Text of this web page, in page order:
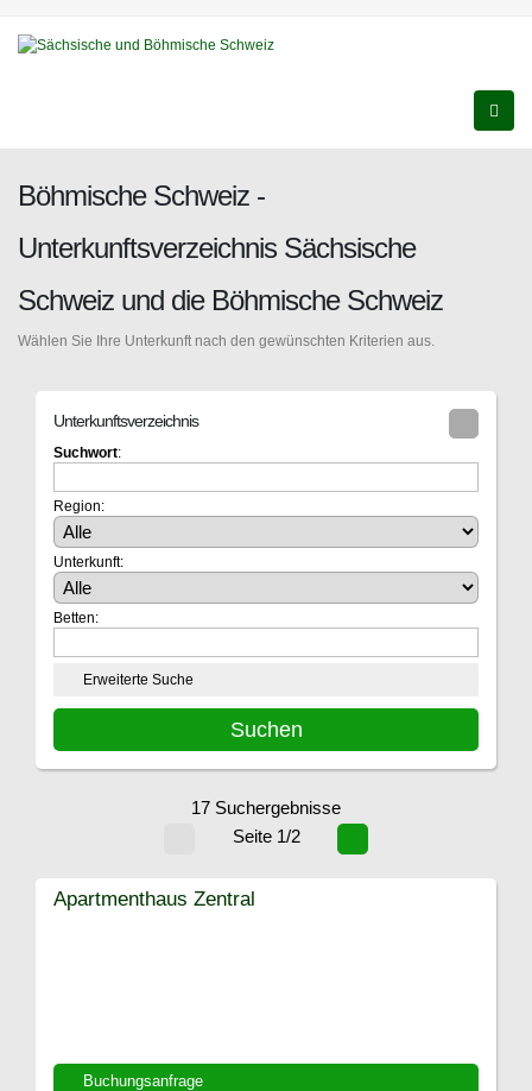
Böhmische Schweiz -
Unterkunftsverzeichnis Sächsische
Schweiz und die Böhmische Schweiz
Wählen Sie Ihre Unterkunft nach den gewünschten Kriterien aus.
Unterkunftsverzeichnis
Suchwort:
Region:
Unterkunft:
Betten:
Erweiterte Suche
17 Suchergebnisse
Seite 1/2
Buchungsanfrage
Apartmenthaus Zentral